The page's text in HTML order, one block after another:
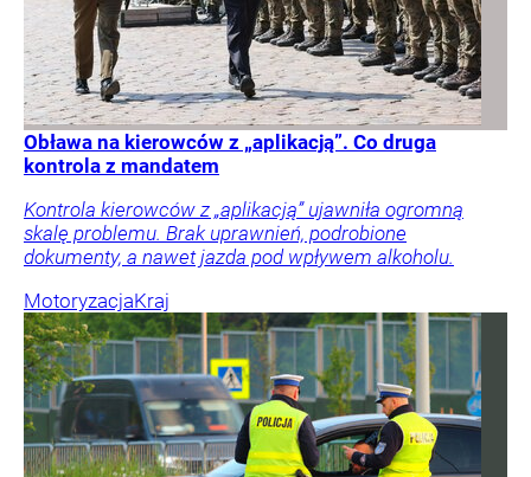
Obława na kierowców z „aplikacją”. Co druga
kontrola z mandatem
Kontrola kierowców z „aplikacją” ujawniła ogromną
skalę problemu. Brak uprawnień, podrobione
dokumenty, a nawet jazda pod wpływem alkoholu.
MotoryzacjaKraj